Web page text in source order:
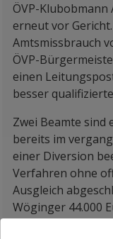
ÖVP-
erneut vor
Amtsmissbrauch
ÖVP-
einen
besser
Zwei Beamte sind
bereits im
einer Diversion
Verfahren ohne
Ausgleich
Wöginger 44.000